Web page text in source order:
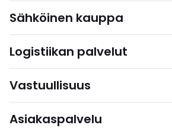
Sähköinen kauppa
Logistiikan palvelut
Vastuullisuus
Asiakaspalvelu